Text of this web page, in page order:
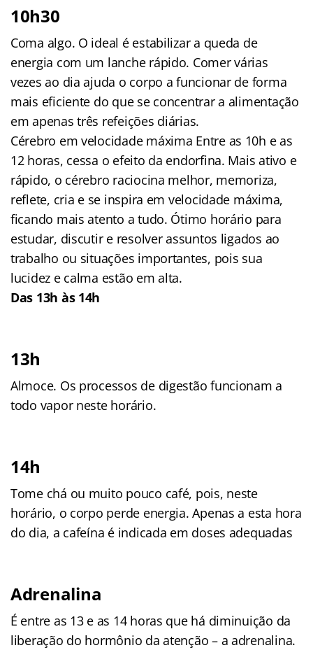
10h30
Coma algo. O ideal é estabilizar a queda de
energia com um lanche rápido. Comer várias
vezes ao dia ajuda o corpo a funcionar de forma
mais eficiente do que se concentrar a alimentação
em apenas três refeições diárias.
Cérebro em velocidade máxima Entre as 10h e as
12 horas, cessa o efeito da endorfina. Mais ativo e
rápido, o cérebro raciocina melhor, memoriza,
reflete, cria e se inspira em velocidade máxima,
ficando mais atento a tudo. Ótimo horário para
estudar, discutir e resolver assuntos ligados ao
trabalho ou situações importantes, pois sua
lucidez e calma estão em alta.
Das 13h às 14h
13h
Almoce. Os processos de digestão funcionam a
todo vapor neste horário.
14h
Tome chá ou muito pouco café, pois, neste
horário, o corpo perde energia. Apenas a esta hora
do dia, a cafeína é indicada em doses adequadas
Adrenalina
É entre as 13 e as 14 horas que há diminuição da
liberação do hormônio da atenção – a adrenalina.